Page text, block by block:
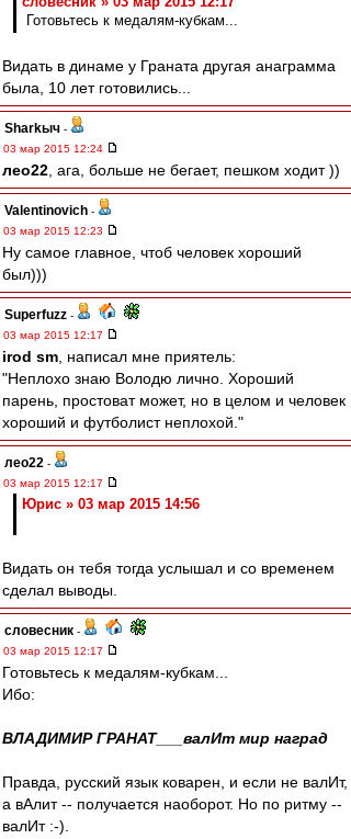
Готовьтесь к медалям-кубкам...
Видать в динаме у Граната другая анаграмма
была, 10 лет готовились...
Sharkыч -
03 мар 2015 12:24
лео22 , ага, больше не бегает, пешком ходит ))
Valentinovich -
03 мар 2015 12:23
Ну самое главное, чтоб человек хороший
был)))
Superfuzz -
03 мар 2015 12:17
irod sm , написал мне приятель:
"Неплохо знаю Володю лично. Хороший
парень, простоват может, но в целом и человек
хороший и футболист неплохой."
лео22 -
03 мар 2015 12:17
Юрис » 03 мар 2015 14:56
Видать он тебя тогда услышал и со временем
сделал выводы.
словесник -
03 мар 2015 12:17
Готовьтесь к медалям-кубкам...
Ибо:
ВЛАДИМИР ГРАНАТ___валИт мир наград
Правда, русский язык коварен, и если не валИт,
а вАлит -- получается наоборот. Но по ритму --
валИт :-).